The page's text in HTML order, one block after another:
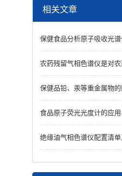
相关文章
保健食品分析原子吸收光谱
农药残留气相色谱仪是对农药残留分析
保健品铅、汞等重金属物的国家检测方法
食品原子荧光光度计的应
绝缘油气相色谱仪配置清